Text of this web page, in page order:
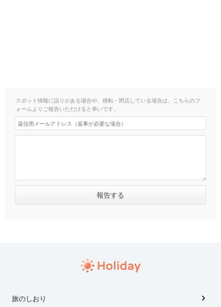
スポット情報に誤りがある場合や、移転・閉店している場合は、こちらのフ
ォームよりご報告いただけると幸いです。
旅のしおり